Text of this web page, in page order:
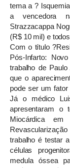
tema a ?
a vencedora
Strazzacappa
(R$ 10 mil) e
Com o título
Pós-Infarto:
trabalho de
que o
pode ser um
Já o médico
apresentaram o
Miocárdica
trabalho é testar
células
medula óssea